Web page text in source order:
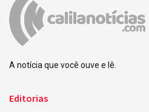
A notícia que você ouve e lê.
Editorias